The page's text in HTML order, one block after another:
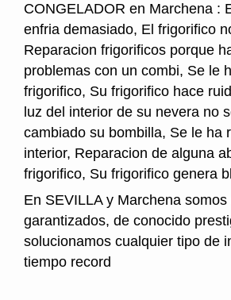
CONGELADOR en Marchena :
enfria demasiado, El frigorifico
Reparacion frigorificos porque
problemas con un combi, Se le
frigorifico, Su frigorifico hace
luz del interior de su nevera no
cambiado su bombilla, Se le ha
interior, Reparacion de alguna
frigorifico, Su frigorifico genera
En SEVILLA y Marchena
garantizados, de conocido
solucionamos cualquier tipo de
tiempo record